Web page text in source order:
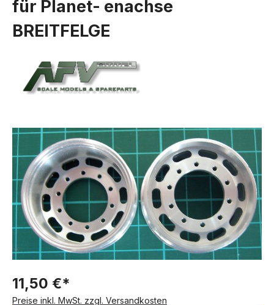
für Planet- enachse
BREITFELGE
Bildergalerie überspringen
11,50 €*
Preise inkl. MwSt. zzgl. Versandkosten